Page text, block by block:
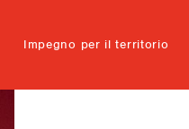
Impegno per il territorio